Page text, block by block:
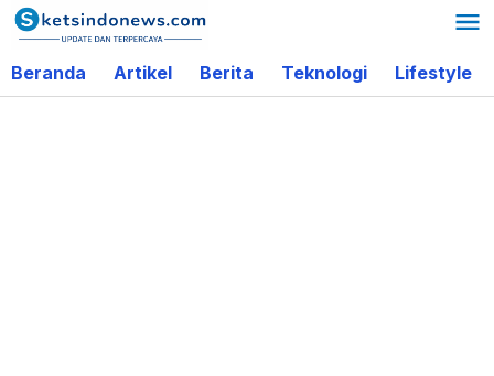
Lewati
ke
konten
Beranda Artikel Berita Teknologi Lifestyle